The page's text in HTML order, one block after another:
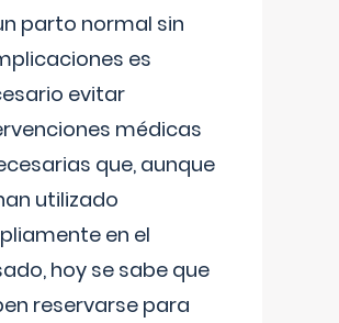
parto normal sin
es
evitar
médicas
que, aunque
utilizado
en el
hoy se sabe que
reservarse para